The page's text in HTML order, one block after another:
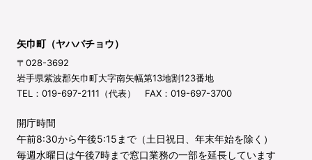
矢巾町（ヤハバチョウ）
〒028-3692
岩手県紫波郡矢巾町大字南矢幅第13地割123番地
TEL：019-697-2111（代表） FAX：019-697-3700
開庁時間
午前8:30から午後5:15まで（土日祝日、年末年始を除く）
毎週水曜日は午後7時まで窓口業務の一部を延長しています